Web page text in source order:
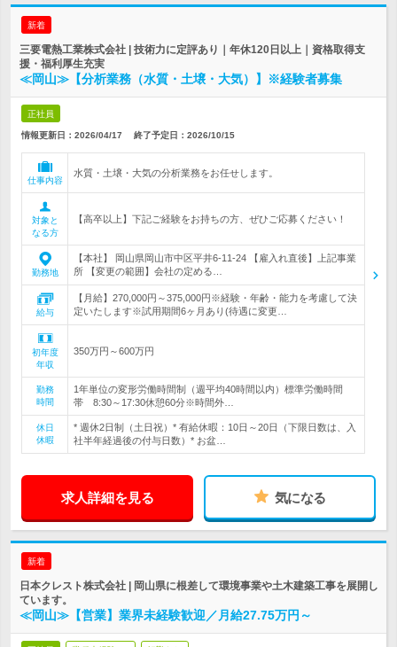
新着
三要電熱工業株式会社 | 技術力に定評あり｜年休120日以上｜資格取得支
援・福利厚生充実
≪岡山≫【分析業務（水質・土壌・大気）】※経験者募集
正社員
情報更新日：2026/04/17 終了予定日： 2026/10/15
仕事内容
水質・土壌・大気の分析業務をお任せします。
対象と
なる方
【高卒以上】下記ご経験をお持ちの方、ぜひご応募ください！
勤務地
【本社】 岡山県岡山市中区平井6-11-24 【雇入れ直後】上記事業
所 【変更の範囲】会社の定める…
給与
【月給】270,000円～375,000円※経験・年齢・能力を考慮して決
定いたします※試用期間6ヶ月あり(待遇に変更…
初年度
年収
350万円～600万円
勤務
時間
1年単位の変形労働時間制（週平均40時間以内）標準労働時間
帯 8:30～17:30休憩60分※時間外…
休日
休暇
* 週休2日制（土日祝）* 有給休暇：10日～20日（下限日数は、入
社半年経過後の付与日数）* お盆…
求人詳細を見る 気になる
新着
日本クレスト株式会社 | 岡山県に根差して環境事業や土木建築工事を展開し
ています。
≪岡山≫【営業】業界未経験歓迎／月給27.75万円～